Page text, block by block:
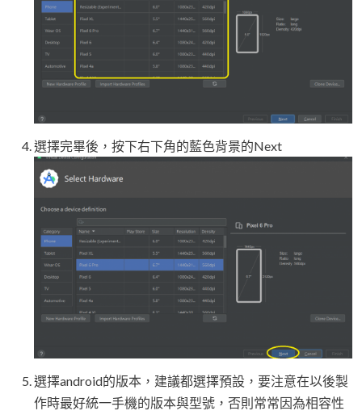
選擇完畢後，按下右下角的藍色背景的Next
選擇android的版本，建議都選擇預設，要注意在以後製
作時最好統一手機的版本與型號，否則常常因為相容性